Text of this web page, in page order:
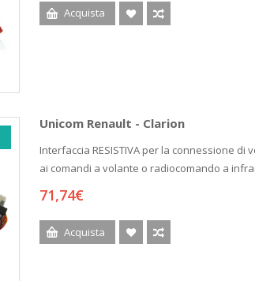
Acquista
Unicom Renault - Clarion
Interfaccia RESISTIVA per la connessione di
ai comandi a volante o radiocomando a
71,74€
Acquista